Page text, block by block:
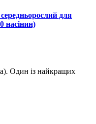
для
насінин)
Один із найкращих